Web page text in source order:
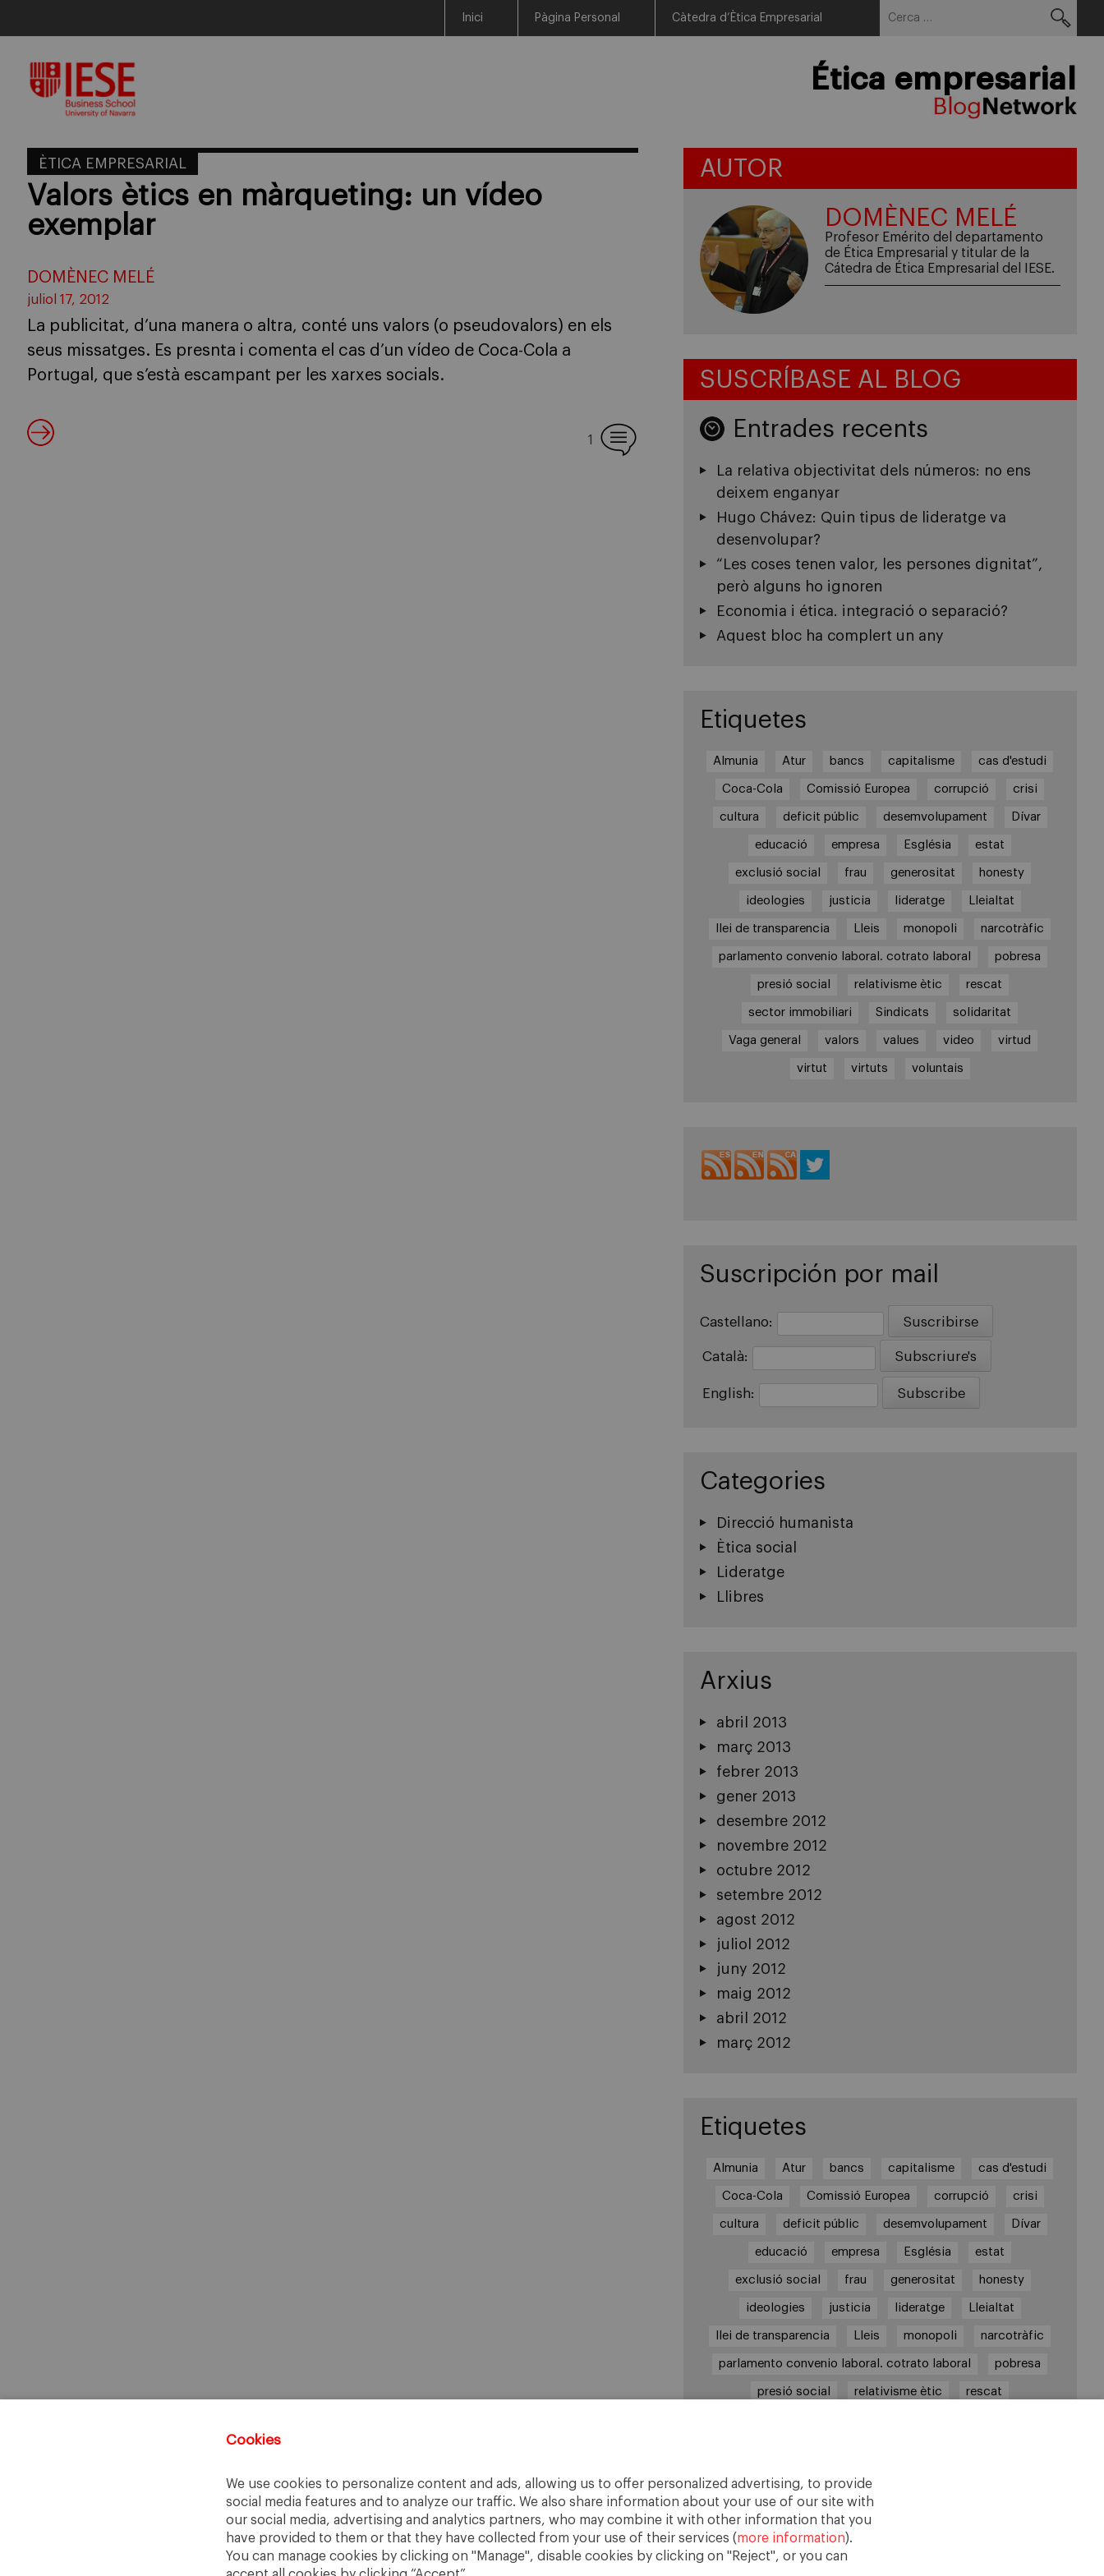
Cookies
We use cookies to personalize content and ads, allowing us to offer personalized advertising, to provide
social media features and to analyze our traffic. We also share information about your use of our site with
our social media, advertising and analytics partners, who may combine it with other information that you
have provided to them or that they have collected from your use of their services (more information).
You can manage cookies by clicking on "Manage", disable cookies by clicking on "Reject", or you can
content
Inici Pàgina Personal Càtedra d’Ètica Empresarial
Ética empresarial
ÈTICA EMPRESARIAL
Valors ètics en màrqueting: un vídeo
exemplar
DOMÈNEC MELÉ
juliol 17, 2012
La publicitat, d’una manera o altra, conté uns valors (o pseudovalors) en els
seus missatges. Es presnta i comenta el cas d’un vídeo de Coca-Cola a
Portugal, que s’està escampant per les xarxes socials.
1
AUTOR
DOMÈNEC MELÉ
Profesor Emérito del departamento
de Ética Empresarial y titular de la
Cátedra de Ética Empresarial del IESE.
SUSCRÍBASE AL BLOG
Entrades recents
La relativa objectivitat dels números: no ens
deixem enganyar
Hugo Chávez: Quin tipus de lideratge va
desenvolupar?
“Les coses tenen valor, les persones dignitat”,
però alguns ho ignoren
Economia i ética. integració o separació?
Aquest bloc ha complert un any
Etiquetes
Almunia Atur bancs capitalisme cas d'estudi
Coca-Cola Comissió Europea corrupció crisi
cultura deficit públic desemvolupament Dívar
educació empresa Església estat
exclusió social frau generositat honesty
ideologies justicia lideratge Lleialtat
llei de transparencia Lleis monopoli narcotràfic
parlamento convenio laboral. cotrato laboral pobresa
presió social relativisme ètic rescat
sector immobiliari Sindicats solidaritat
Vaga general valors values video virtud
virtut virtuts voluntais
Suscripción por mail
Castellano:
Català:
English:
Categories
Direcció humanista
Ètica social
Lideratge
Llibres
Arxius
abril 2013
març 2013
febrer 2013
gener 2013
desembre 2012
novembre 2012
octubre 2012
setembre 2012
agost 2012
juliol 2012
juny 2012
maig 2012
abril 2012
març 2012
Etiquetes
Almunia Atur bancs capitalisme cas d'estudi
Coca-Cola Comissió Europea corrupció crisi
cultura deficit públic desemvolupament Dívar
educació empresa Església estat
exclusió social frau generositat honesty
ideologies justicia lideratge Lleialtat
llei de transparencia Lleis monopoli narcotràfic
parlamento convenio laboral. cotrato laboral pobresa
presió social relativisme ètic rescat
virtuts